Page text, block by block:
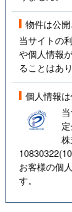
物件は公
当サイトの
や個人情報
ることはあ
個人情報
お客様の個
す。